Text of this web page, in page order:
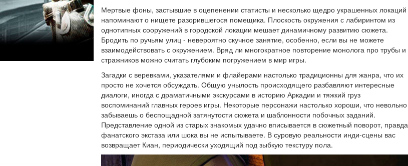
Мертвые фоны, застывшие в оцепенении статисты и несколько щедро украшенных локаций
напоминают о нищете разорившегося помещика. Плоскость окружения с лабиринтом из
однотипных сооружений в городской локации мешает динамичному развитию сюжета.
Бродить по ручьям улиц - невероятно скучное занятие, особенно, если вы не можете
взаимодействовать с окружением. Вряд ли многократное повторение монолога про трубы и
стражников можно считать глубоким погружением в мир игры.
Загадки с веревками, указателями и флайерами настолько традиционны для жанра, что их
просто не хочется обсуждать. Общую унылость происходящего разбавляют интересные
диалоги, иногда с драматичными экскурсами в историю Аркадии и тяжкий груз
воспоминаний главных героев игры. Некоторые персонажи настолько хороши, что невольно
забываешь о беспощадной затянутости сюжета и шаблонности побочных заданий.
Представление одной из старых знакомых удачно вписывается в сюжетный поворот, правда
фанатского экстаза или шока вы не испытываете. В суровую реальности инди-сцены вас
возвращает Киан, периодически уходящий под зыбкую текстуру пола.